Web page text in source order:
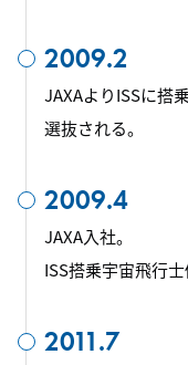
2009.2
JAXAよりISSに搭
選抜される。
2009.4
JAXA入社。
ISS搭乗宇宙飛行
2011.7